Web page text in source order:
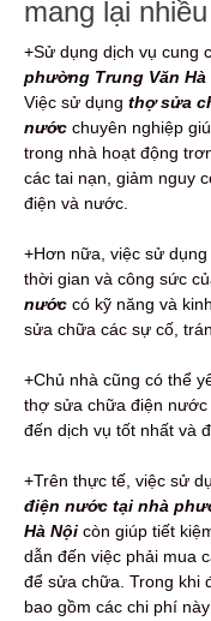
mang lại
+Sử dụng dịch vụ cung
phường Trung Văn Hà
Việc sử dụng thợ sửa
nước chuyên nghiệp
trong nhà hoạt động
các tai nạn, giảm nguy
điện và nước.
+Hơn nữa, việc sử
thời gian và công sức
nước có kỹ năng và
sửa chữa các sự cố,
+Chủ nhà cũng có thể
thợ sửa chữa điện
đến dịch vụ tốt nhất và
+Trên thực tế, việc sử
điện nước tại nhà
Hà Nội còn giúp tiết
dẫn đến việc phải mua
để sửa chữa. Trong khi
bao gồm các chi phí